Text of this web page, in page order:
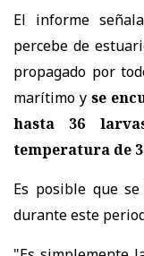
El informe
percebe de
propagado por
marítimo yse
hasta 36
temperatura de
Es posible que
durante este